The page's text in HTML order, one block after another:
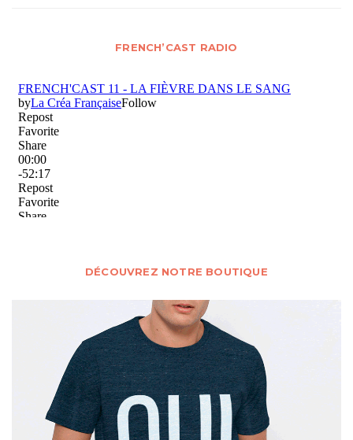
FRENCH’CAST RADIO
DÉCOUVREZ NOTRE BOUTIQUE